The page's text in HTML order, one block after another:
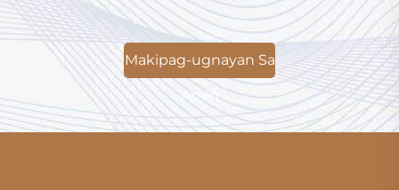
Makipag-ugnayan Sa
Amin